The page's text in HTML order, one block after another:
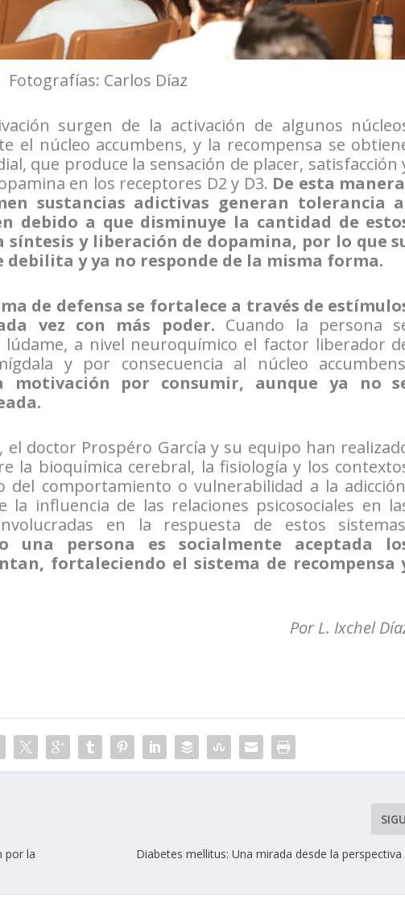
Fotografías: Carlos Díaz
surgen de la activación de algunos
el núcleo accumbens, y la recompensa se
que produce la sensación de placer, satisfacción
en los receptores D2 y D3. De esta
sustancias adictivas generan tolerancia
debido a que disminuye la cantidad de
síntesis y liberación de dopamina, por lo que
debilita y ya no responde de la misma forma.
de defensa se fortalece a través de
vez con más poder. Cuando la persona
a nivel neuroquímico el factor liberador
y por consecuencia al núcleo
motivación por consumir, aunque ya no
el doctor Prospéro García y su equipo han
la bioquímica cerebral, la fisiología y los
del comportamiento o vulnerabilidad a la
la influencia de las relaciones psicosociales en
en la respuesta de estos
una persona es socialmente aceptada
fortaleciendo el sistema de recompensa
Por L. Ixchel
por la
Diabetes mellitus: Una mirada desde la